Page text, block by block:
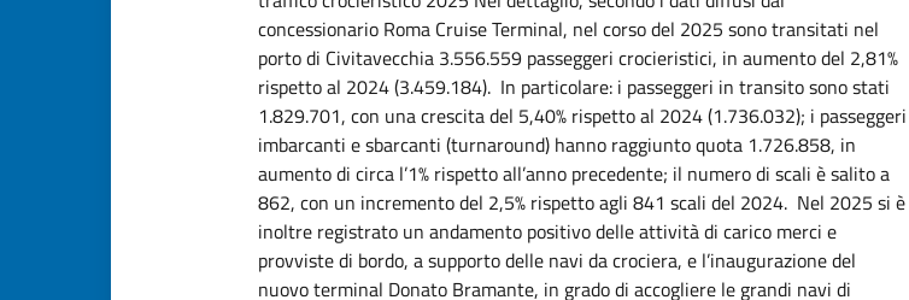
concessionario Roma Cruise Terminal, nel corso del 2025 sono transitati nel
porto di Civitavecchia 3.556.559 passeggeri crocieristici, in aumento del 2,81%
rispetto al 2024 (3.459.184). In particolare: i passeggeri in transito sono stati
1.829.701, con una crescita del 5,40% rispetto al 2024 (1.736.032); i passeggeri
imbarcanti e sbarcanti (turnaround) hanno raggiunto quota 1.726.858, in
aumento di circa l’1% rispetto all’anno precedente; il numero di scali è salito a
862, con un incremento del 2,5% rispetto agli 841 scali del 2024. Nel 2025 si è
inoltre registrato un andamento positivo delle attività di carico merci e
provviste di bordo, a supporto delle navi da crociera, e l’inaugurazione del
nuovo terminal Donato Bramante, in grado di accogliere le grandi navi di